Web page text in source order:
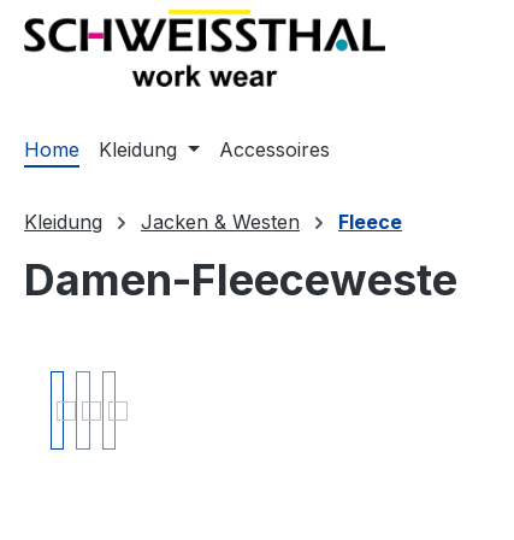
Zur Hauptnavigation springen
Home Kleidung Accessoires
Kleidung Jacken & Westen Fleece
Damen-Fleeceweste